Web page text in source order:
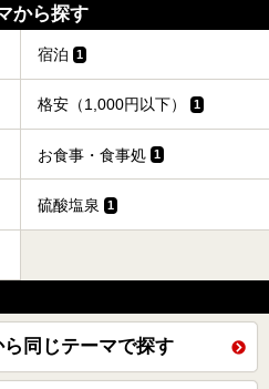
から探す
宿泊 1
格安（1,000円以下） 1
お食事・食事処 1
硫酸塩泉 1
同じテーマで探す